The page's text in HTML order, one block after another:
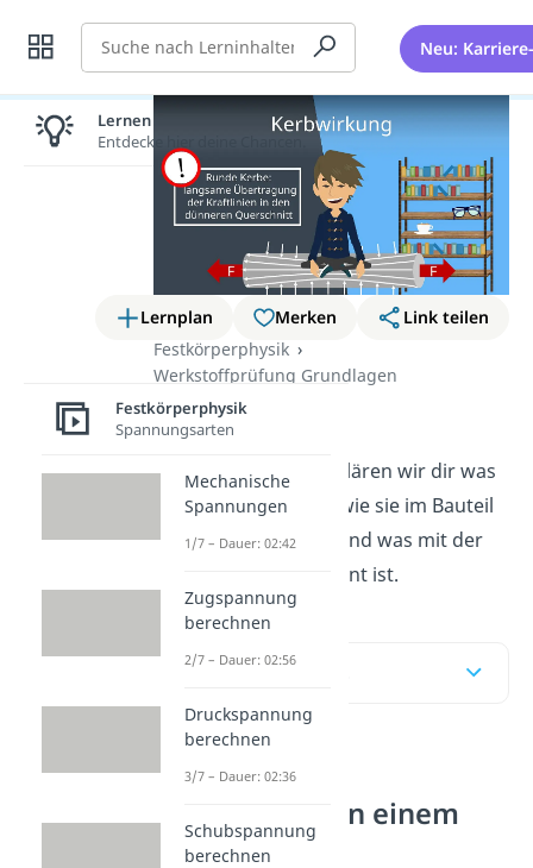
Suche Neu:
Lernplan Merken
Link teilen
Festkörperphysik
Werkstoffprüfung Grundlagen
Kerbwirkung
In diesem Beitrag erklären wir dir was
die Kerbwirkung ist, wie sie im Bauteil
hervorgerufen wird und was mit der
Kerbspannung gemeint ist.
Inhaltsübersicht
Erklärung der
Kerbwirkung in einem
Rundstab
Lernen lohnt sich!
Entdecke hier deine Chancen.
Festkörperphysik
Spannungsarten
Mechanische
Spannungen
1/7 – Dauer: 02:42
Zugspannung
berechnen
2/7 – Dauer: 02:56
Druckspannung
berechnen
3/7 – Dauer: 02:36
Schubspannung
berechnen